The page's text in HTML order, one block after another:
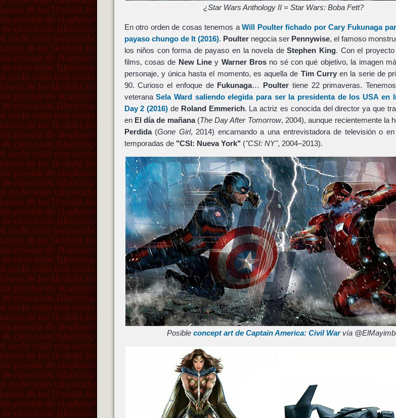
¿Star Wars Anthology II = Star Wars: Boba Fett?
En otro orden de cosas tenemos aWill Poulterfichado porCary Fukunaga
payaso chungo de It(2016). Poulternegocia ser Pennywise, el famoso
los niños con forma de payaso en la novela deStephen King. Con el
films, cosas de New Liney Warner Bros no sé con qué objetivo, la imagen
personaje, y única hasta el momento, es aquella de Tim Curryen la serie de
90. Curioso el enfoque de Fukunaga… Poulter tiene 22 primaveras.
veteranaSela Wardsaliendo elegida para ser la presidenta de los USA en
Day 2 (2016) de Roland Emmerich. La actriz es conocida del director ya que
en El día de mañana(The Day After Tomorrow, 2004), aunque recientemente la
Perdida(Gone Girl, 2014) encarnando a una entrevistadora de televisión o
temporadas de "CSI: Nueva York" ("CSI: NY", 2004–2013).
Posibleconcept art de Captain America: Civil Warvía